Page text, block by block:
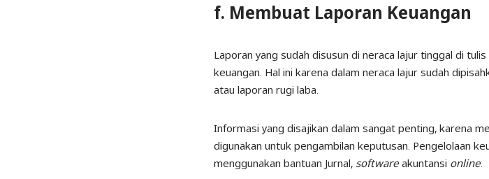
f. Membuat Laporan Keuangan
Laporan yang sudah disusun di neraca lajur tinggal di
keuangan. Hal ini karena dalam neraca lajur sudah
atau laporan rugi laba.
Informasi yang disajikan dalam sangat penting, karena
digunakan untuk pengambilan keputusan. Pengelolaan
menggunakan bantuan Jurnal, software akuntansi online.